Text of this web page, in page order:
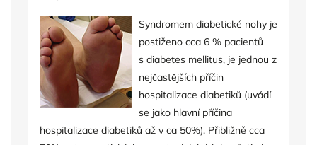
Syndromem diabetické nohy je
postiženo cca 6 % pacientů
s diabetes mellitus, je jednou z
nejčastějších příčin
hospitalizace diabetiků (uvádí
se jako hlavní příčina
hospitalizace diabetiků až v ca 50%). Přibližně cca